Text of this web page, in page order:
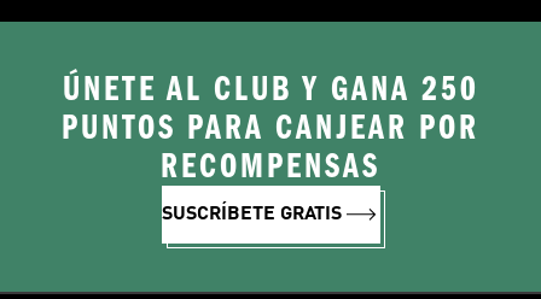
ÚNETE AL CLUB Y GANA 250
PUNTOS PARA CANJEAR POR
RECOMPENSAS
SUSCRÍBETE GRATIS